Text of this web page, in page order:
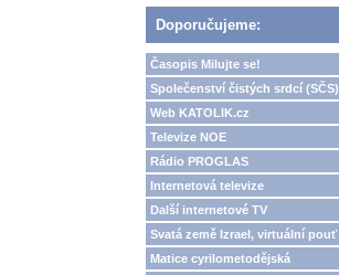
Doporučujeme:
Časopis Milujte se!
Společenství čistých srdcí (SČS)
Web KATOLIK.cz
Televize NOE
Rádio PROGLAS
Internetová televize
Další internetové TV
Svatá země Izrael, virtuální pouť
Matice cyrilometodějská